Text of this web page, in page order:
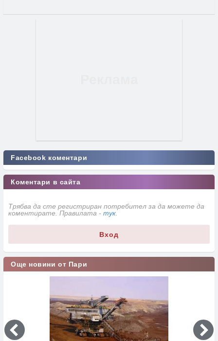
Facebook коментари
Коментари в сайта
Трябва да сте регистриран потребител за да можете да
коментирате. Правилата - тук
Вход
Още новини от Пари